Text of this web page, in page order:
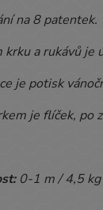
na 8 patentek.
krku a rukávů je
je potisk
je flíček, po
0-1 m / 4,5 kg